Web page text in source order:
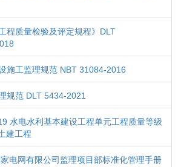
程质量检验及评定规程》DLT
施工监理规范 NBT 31084-2016
规范 DLT 5434-2021
水电水利基本建设工程单元工程质量等级
建工程
家电网有限公司监理项目部标准化管理手册